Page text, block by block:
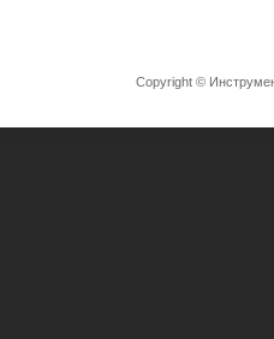
Copyright ©